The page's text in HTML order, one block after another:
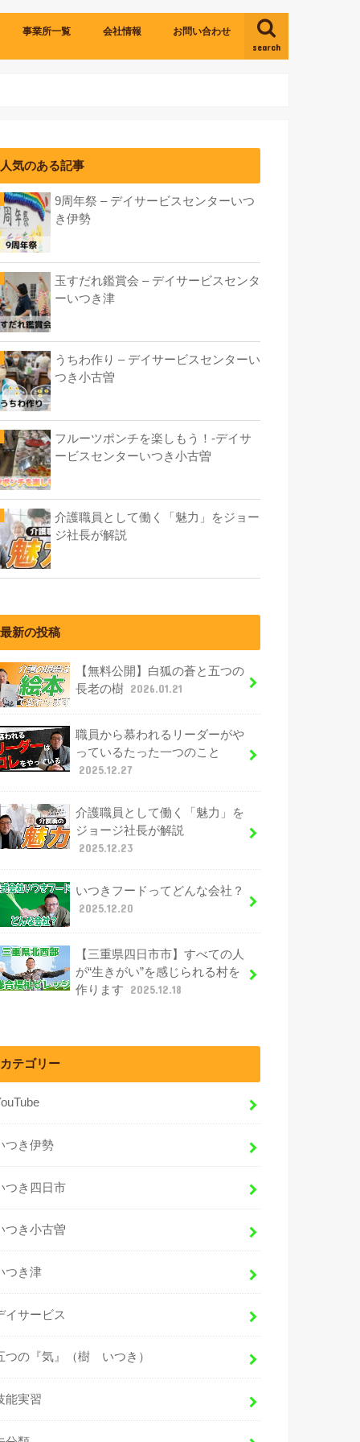
search
事業所一覧
いつき四日市
いつき伊勢
いつき津
いつき小古曽
会社情報 お問い合わせ
人気のある記事
9周年祭 – デイサービスセンターいつ
き伊勢
玉すだれ鑑賞会 – デイサービスセンタ
ーいつき津
うちわ作り – デイサービスセンターい
つき小古曽
フルーツポンチを楽しもう！-デイサ
ービスセンターいつき小古曽
介護職員として働く「魅力」をジョー
ジ社長が解説
最新の投稿
【無料公開】白狐の蒼と五つの
長老の樹 2026.01.21
職員から慕われるリーダーがや
っているたった一つのこと
2025.12.27
介護職員として働く「魅力」を
ジョージ社長が解説
2025.12.23
いつきフードってどんな会社？
2025.12.20
【三重県四日市市】すべての人
が“生きがい”を感じられる村を
作ります
2025.12.18
カテゴリー
つき伊勢
つき四日市
つき小古曽
つき津
イサービス
つの『気』（樹 いつき）
能実習